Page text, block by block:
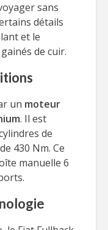
sans
détails
et le
de cuir.
un moteur
. Il est
de
430 Nm. Ce
manuelle 6